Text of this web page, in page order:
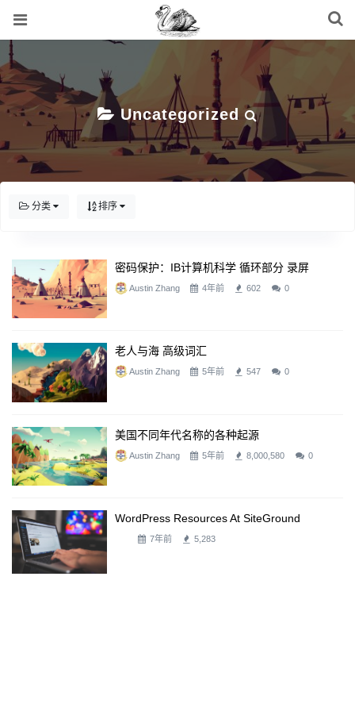
Uncategorized
分类 排序
密码保护：IB计算机科学 循环部分 录屏
Austin Zhang 4年前 602 0
老人与海 高级词汇
Austin Zhang 5年前 547 0
美国不同年代名称的各种起源
Austin Zhang 5年前 8,000,580 0
WordPress Resources At SiteGround
7年前 5,283